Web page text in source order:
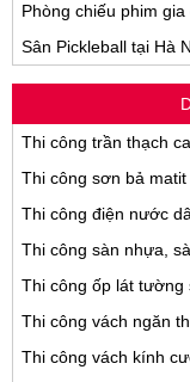
Phòng chiếu phim gia
Sân Pickleball tại Hà
Thi công trần thạch
Thi công sơn bả matit
Thi công điện nước
Thi công sàn nhựa,
Thi công ốp lát tường
Thi công vách ngăn
Thi công vách kính